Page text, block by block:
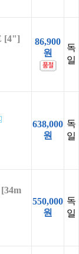
[4"]
86,900
원
독
일
638,000
원
독
일
550,000
원
독
일